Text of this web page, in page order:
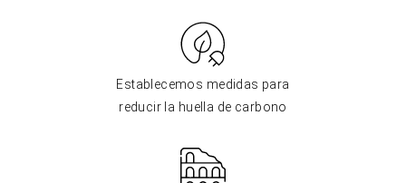
Establecemos medidas para
reducir la huella de carbono